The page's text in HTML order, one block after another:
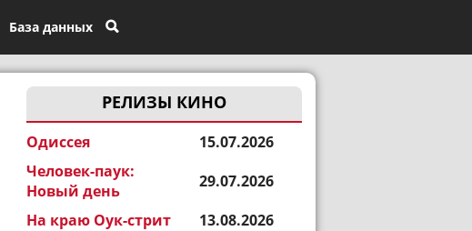
База данных
РЕЛИЗЫ КИНО
Одиссея
15.07.2026
Человек-паук:
Новый день
29.07.2026
На краю Оук-стрит
13.08.2026